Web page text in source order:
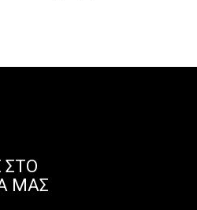
ΣΤΟ
ΜΑΣ